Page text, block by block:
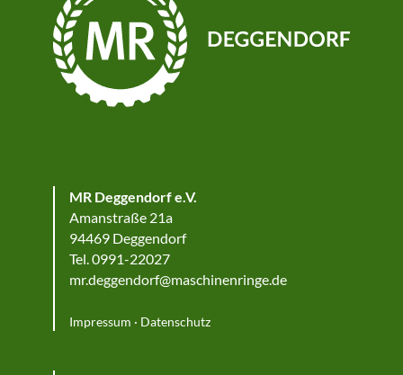
MR Deggendorf e.V.
Amanstraße 21a
94469 Deggendorf
Tel. 0991-22027
mr.deggendorf@maschinenringe.de
Impressum · Datenschutz